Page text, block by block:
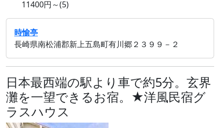
11400円～(5)
時愉亭
長崎県南松浦郡新上五島町有川郷２３９９－２
日本最西端の駅より車で約5分。玄界
灘を一望できるお宿。★洋風民宿グ
ラスハウス